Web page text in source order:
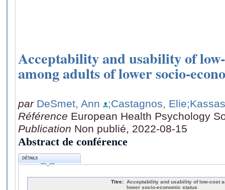
Acceptability and usability of
among adults of lower socio-
par DeSmet, Ann ;Castagnos, Elie
Référence European Health Psychology
Publication Non publié, 2022-08-15
Abstract de conférence
DÉTAILS
Titre: Acceptability and usability of low-cost
lower socio-economic status